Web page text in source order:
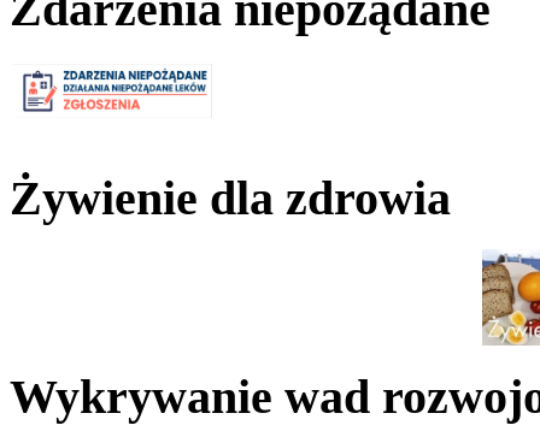
Żywienie dla zdrowia
Wykrywanie wad